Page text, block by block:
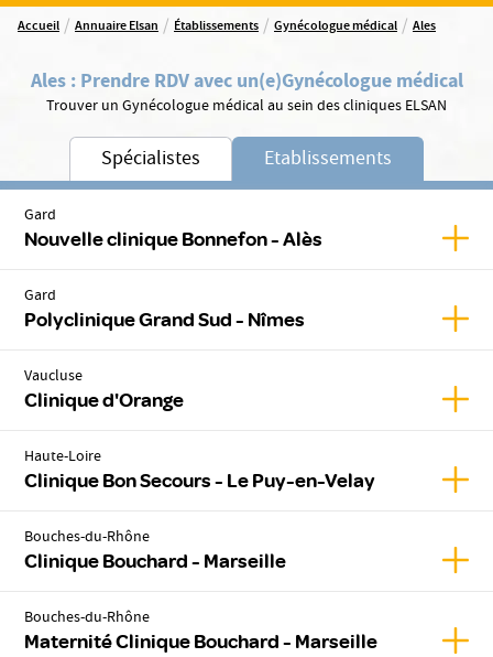
Accueil / Annuaire Elsan / Établissements / Gynécologue médical / Ales
Ales: Prendre RDV avec un(e)Gynécologue médical
Trouver un Gynécologue médical au sein des cliniques ELSAN
Spécialistes Etablissements
Gard
Nouvelle clinique Bonnefon - Alès
Gard
Polyclinique Grand Sud - Nîmes
Vaucluse
Clinique d'Orange
Haute-Loire
Clinique Bon Secours - Le Puy-en-Velay
Bouches-du-Rhône
Clinique Bouchard - Marseille
Bouches-du-Rhône
Maternité Clinique Bouchard - Marseille